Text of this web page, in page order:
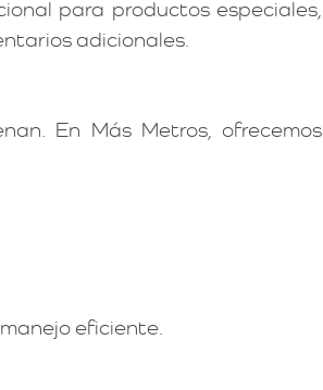
para productos especiales,
adicionales.
En Más Metros, ofrecemos
eficiente.